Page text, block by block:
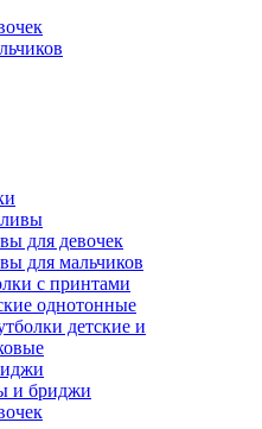
для девочек
для мальчиков
с принтами
однотонные
детские и
и бриджи